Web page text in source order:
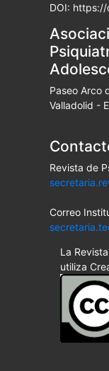
DOI:
Paseo Arco
Valladolid -
Revista de
Correo
La
utiliza